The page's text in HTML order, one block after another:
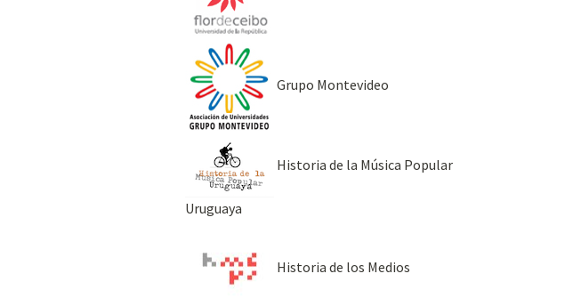
Grupo Montevideo
Historia de la Música Popular
Uruguaya
Historia de los Medios